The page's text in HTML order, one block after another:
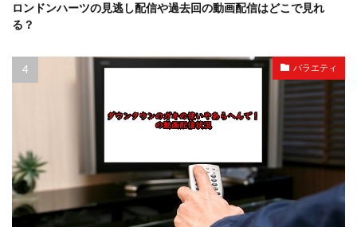
ロンドンハーツの見逃し配信や過去回の動画配信はどこで見れ
る？
バラエティ